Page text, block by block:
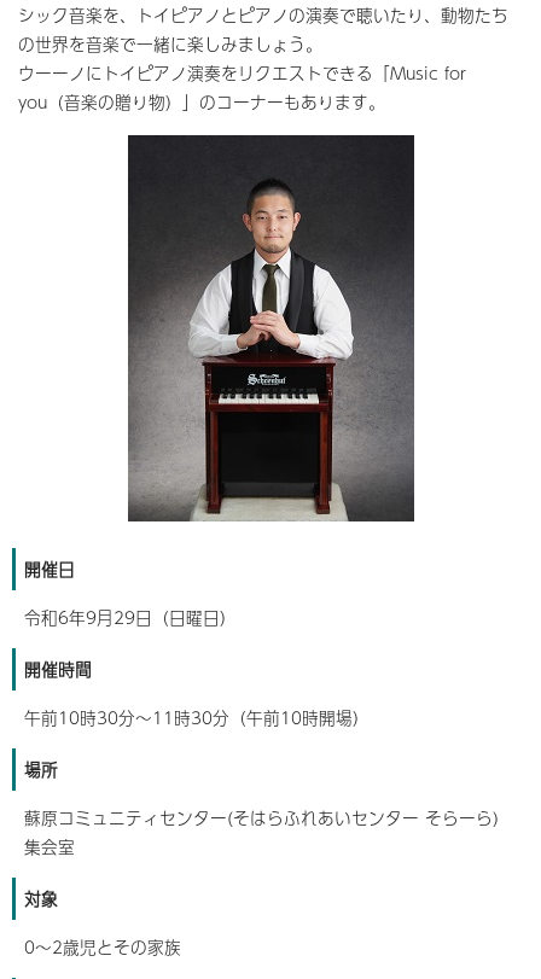
シック音楽を、トイピアノとピアノの演奏で聴いたり、動物たち
の世界を音楽で一緒に楽しみましょう。
ウーーノにトイピアノ演奏をリクエストできる「Music for
you（音楽の贈り物）」のコーナーもあります。
開催日
令和6年9月29日（日曜日）
開催時間
午前10時30分～11時30分（午前10時開場）
場所
蘇原コミュニティセンター(そはらふれあいセンター そらーら)
集会室
対象
0～2歳児とその家族